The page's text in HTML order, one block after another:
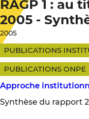
RAGP 1 : au
2005 -
2005
PUBLICATIONS
PUBLICATIONS ONPE
Approche
Synthèse du rapport